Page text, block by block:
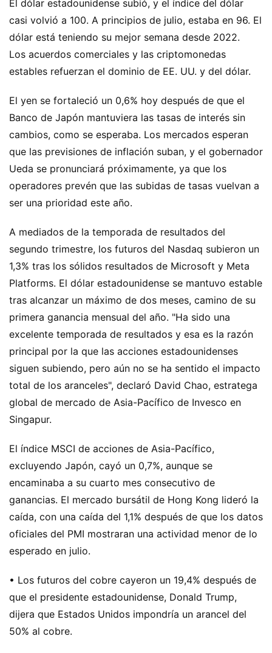
El dólar estadounidense subió, y el índice del dólar
casi volvió a 100. A principios de julio, estaba en 96. El
dólar está teniendo su mejor semana desde 2022.
Los acuerdos comerciales y las criptomonedas
estables refuerzan el dominio de EE. UU. y del dólar.
El yen se fortaleció un 0,6% hoy después de que el
Banco de Japón mantuviera las tasas de interés sin
cambios, como se esperaba. Los mercados esperan
que las previsiones de inflación suban, y el gobernador
Ueda se pronunciará próximamente, ya que los
operadores prevén que las subidas de tasas vuelvan a
ser una prioridad este año.
A mediados de la temporada de resultados del
segundo trimestre, los futuros del Nasdaq subieron un
1,3% tras los sólidos resultados de Microsoft y Meta
Platforms. El dólar estadounidense se mantuvo estable
tras alcanzar un máximo de dos meses, camino de su
primera ganancia mensual del año. "Ha sido una
excelente temporada de resultados y esa es la razón
principal por la que las acciones estadounidenses
siguen subiendo, pero aún no se ha sentido el impacto
total de los aranceles", declaró David Chao, estratega
global de mercado de Asia-Pacífico de Invesco en
Singapur.
El índice MSCI de acciones de Asia-Pacífico,
excluyendo Japón, cayó un 0,7%, aunque se
encaminaba a su cuarto mes consecutivo de
ganancias. El mercado bursátil de Hong Kong lideró la
caída, con una caída del 1,1% después de que los datos
oficiales del PMI mostraran una actividad menor de lo
esperado en julio.
• Los futuros del cobre cayeron un 19,4% después de
que el presidente estadounidense, Donald Trump,
dijera que Estados Unidos impondría un arancel del
50% al cobre.